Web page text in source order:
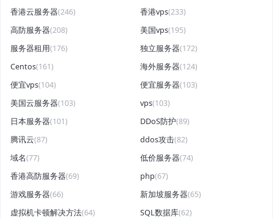
香港云服务器(246) 香港vps(233)
高防服务器(208) 美国vps(195)
服务器租用(176) 独立服务器(172)
Centos(161) 海外服务器(124)
便宜vps(104) 便宜服务器(103)
美国云服务器(103) vps(103)
日本服务器(101) DDoS防护(89)
腾讯云(87) ddos攻击(82)
域名(77) 低价服务器(74)
香港高防服务器(69) php(67)
游戏服务器(66) 新加坡服务器(65)
虚拟机卡顿解决方法(64) SQL数据库(62)